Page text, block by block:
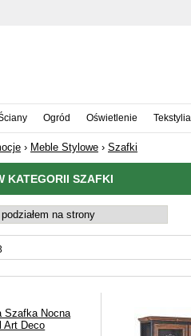
Ogród Oświetlenie Tekstylia
› Meble Stylowe › Szafki
KATEGORII SZAFKI